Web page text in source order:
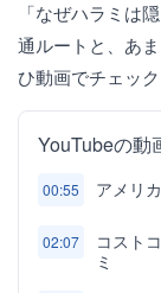
「なぜハラミ
通ルートと、あ
ひ動画でチェック
YouTubeの動
00:55 アメリ
02:07
コスト
ミ